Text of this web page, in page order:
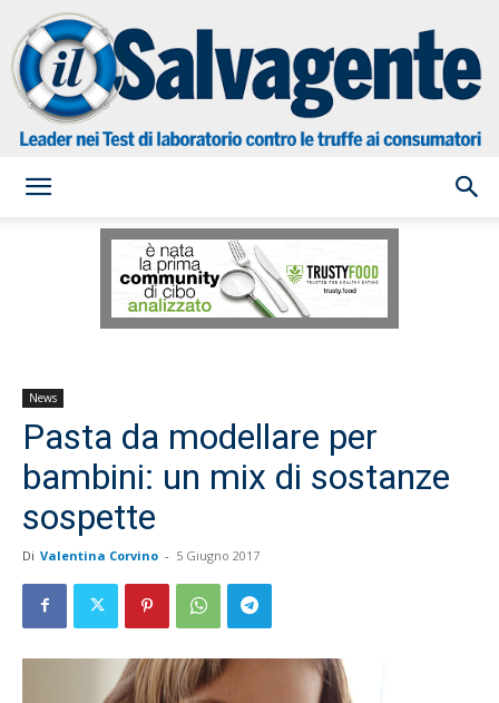
Salvagente
News
Pasta da modellare per
bambini: un mix di sostanze
sospette
Di Valentina Corvino - 5 Giugno 2017